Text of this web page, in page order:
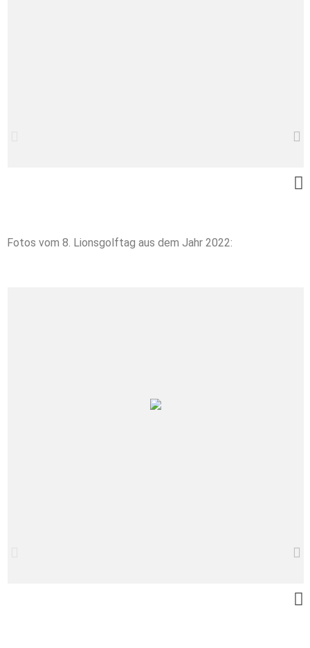
Fotos vom 8. Lionsgolftag aus dem Jahr 2022: